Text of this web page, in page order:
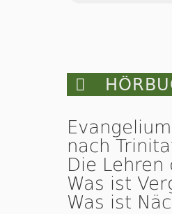

nach
Die
Was ist
Was ist